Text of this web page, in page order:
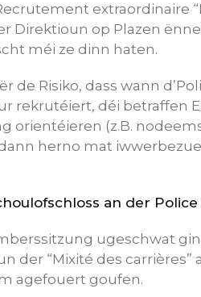
extraordinaire
Direktioun op Plazen
méi ze dinn haten.
de Risiko, dass wann
rekrutéiert, déi betraffen
orientéieren (z.B.
herno mat
an der Police
ugeschwat
der “Mixité des
agefouert goufen.